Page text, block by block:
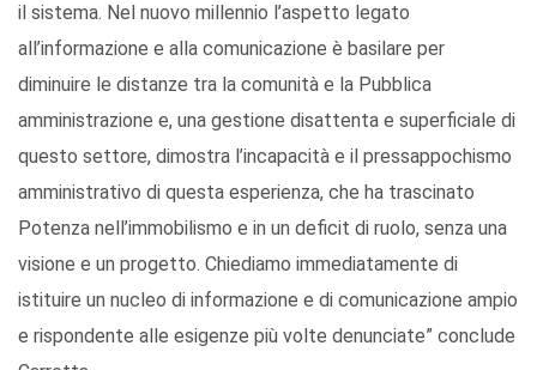
il sistema. Nel nuovo millennio l’aspetto legato
all’informazione e alla comunicazione è basilare per
diminuire le distanze tra la comunità e la Pubblica
amministrazione e, una gestione disattenta e superficiale di
questo settore, dimostra l’incapacità e il pressappochismo
amministrativo di questa esperienza, che ha trascinato
Potenza nell’immobilismo e in un deficit di ruolo, senza una
visione e un progetto. Chiediamo immediatamente di
istituire un nucleo di informazione e di comunicazione ampio
e rispondente alle esigenze più volte denunciate” conclude